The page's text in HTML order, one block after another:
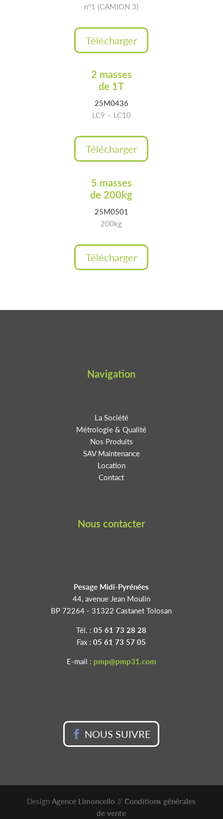
n°1 (CAMION 3)
Télécharger
2 masses
de 1T
25M0436
LC9 – LC10
Télécharger
5 masses
de 200kg
25M0501
200kg
Télécharger
Navigation
La Société
Métrologie & Qualité
Nos Produits
SAV Maintenance
Location
Contact
Nous contacter
Pesage Midi-Pyrénées
44, avenue Jean Moulin
BP 72264 - 31322 Castanet Tolosan
Tél. :05 61 73 28 28
Fax :05 61 73 57 05
E-mail : pmp@pmp31.com
NOUS SUIVRE
DesignAgence Limoncello //Conditions générales
de vente